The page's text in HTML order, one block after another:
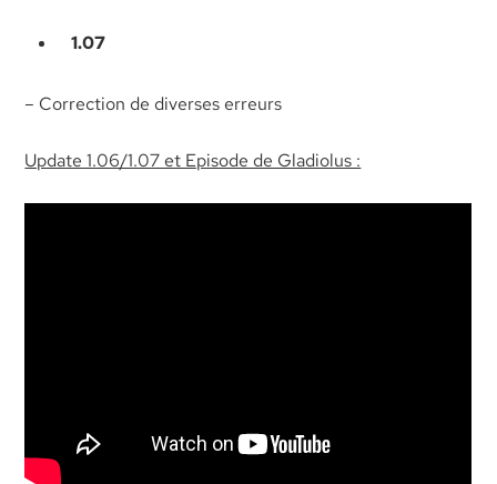
1.07
– Correction de diverses erreurs
Update 1.06/1.07 et Episode de Gladiolus :